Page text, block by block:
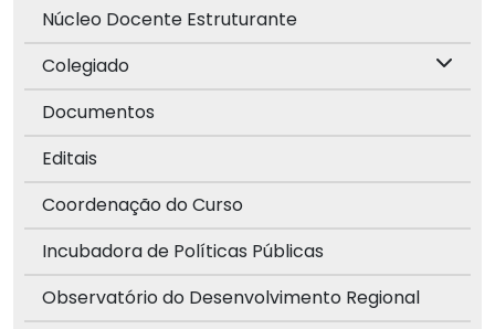
Núcleo Docente Estruturante
Colegiado
Documentos
Editais
Coordenação do Curso
Incubadora de Políticas Públicas
Observatório do Desenvolvimento Regional